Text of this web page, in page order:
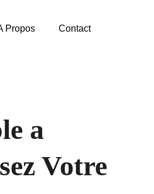
Propos Contact
a
Votre